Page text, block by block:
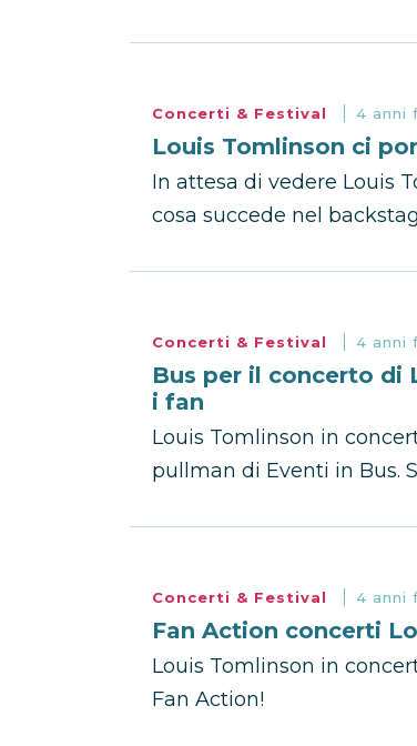
Concerti & Festival 4 anni
Louis Tomlinson ci
In attesa di vedere Louis
cosa succede nel
Concerti & Festival 4 anni
Bus per il concerto di
i fan
Louis Tomlinson in
pullman di Eventi in Bus.
Concerti & Festival 4 anni
Fan Action concerti
Louis Tomlinson in
Fan Action!